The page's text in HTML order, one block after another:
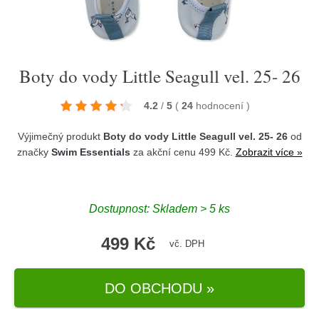
Boty do vody Little Seagull vel. 25- 26
4.2 / 5 ( 24 hodnocení )
Výjimečný produkt Boty do vody Little Seagull vel. 25- 26od
značky Swim Essentials za akční cenu 499 Kč. Zobrazit více »
Dostupnost: Skladem > 5 ks
499 Kč vč. DPH
DO OBCHODU »